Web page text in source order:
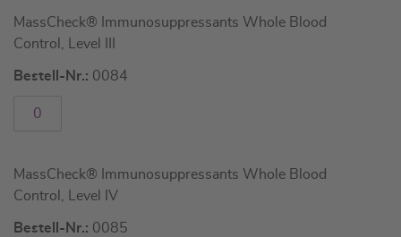
MassCheck® Immunosuppressants Whole Blood
Control, Level III
Bestell-Nr.: 0084
MassCheck® Immunosuppressants Whole Blood
Control, Level IV
Bestell-Nr.: 0085